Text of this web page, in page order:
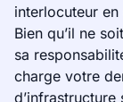
interlocuteur
Bien qu’il ne
sa
charge votre